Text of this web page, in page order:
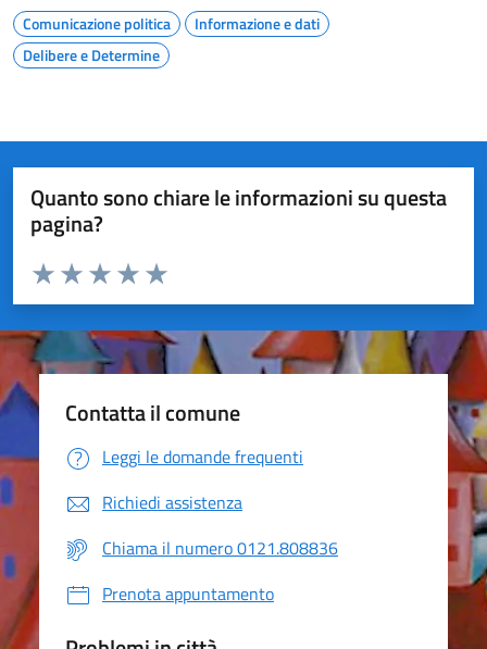
Comunicazione politica
Informazione e dati
Delibere e Determine
Quanto sono chiare le informazioni su questa
pagina?
Valuta da 1 a 5 stelle la pagina
Valuta 5 stelle su 5
Valuta 4 stelle su 5
Valuta 3 stelle su 5
Valuta 2 stelle su 5
Valuta 1 stelle su 5
Contatta il comune
Leggi le domande frequenti
Richiedi assistenza
Chiama il numero 0121.808836
Prenota appuntamento